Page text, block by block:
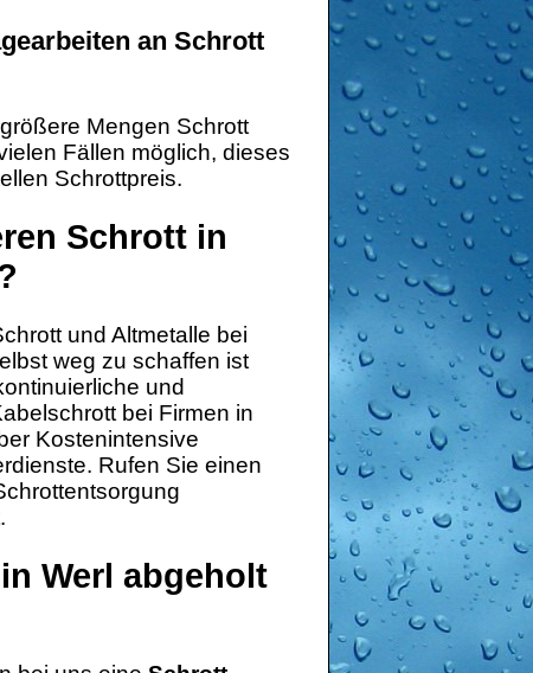
an Schrott
Mengen Schrott
Fällen möglich, dieses
Schrottpreis.
Schrott in
und Altmetalle bei
weg zu schaffen ist
und
bei Firmen in
Kostenintensive
Rufen Sie einen
Werl abgeholt